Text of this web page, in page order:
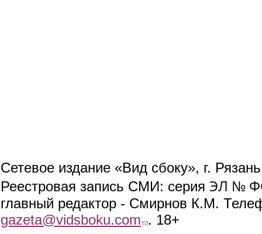
Сетевое издание «Вид сбоку», г.
Реестровая запись СМИ: серия ЭЛ №
главный редактор - Смирнов К.М.
gazeta@vidsboku.com (link sends e-mail)
. 18+